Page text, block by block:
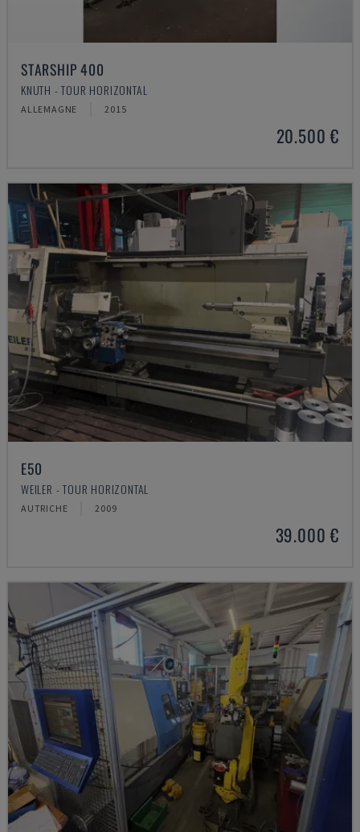
STARSHIP 400
KNUTH - TOUR HORIZONTAL
ALLEMAGNE 2015
20.500 €
E50
WEILER - TOUR HORIZONTAL
AUTRICHE 2009
39.000 €